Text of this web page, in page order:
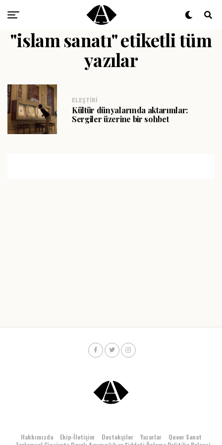
"islam sanatı" etiketli tüm
yazılar
ELEŞTIRI
Kültür dünyalarında aktarımlar:
Sergiler üzerine bir sohbet
Hakkımızda Ekip-İletişim Destekçiler Yazarlar
Queer Sanat